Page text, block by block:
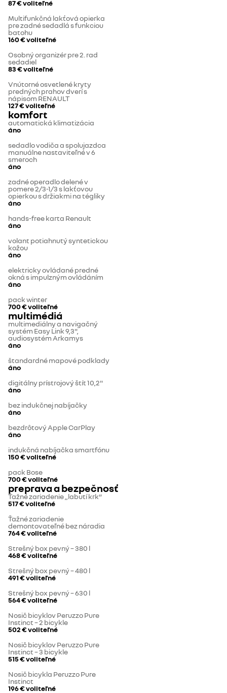
87 €voliteľné
Multifunkčná lakťová opierka
pre zadné sedadlá s funkciou
batohu
160 €voliteľné
Osobný organizér pre 2. rad
sedadiel
83 €voliteľné
Vnútorné osvetlené kryty
predných prahov dverí s
nápisom RENAULT
127 €voliteľné
komfort
automatická klimatizácia
áno
sedadlo vodiča a spolujazdca
manuálne nastaviteľné v 6
smeroch
áno
zadné operadlo delené v
pomere 2/3-1/3 s lakťovou
opierkou s držiakmi na tégliky
áno
hands-free karta Renault
áno
volant potiahnutý syntetickou
kožou
áno
elektricky ovládané predné
okná s impulzným ovládáním
áno
pack winter
700 €voliteľné
multimédiá
multimediálny a navigačný
systém Easy Link 9,3",
audiosystém Arkamys
áno
štandardné mapové podklady
áno
digitálny prístrojový štít 10,2"
áno
bez indukčnej nabíjačky
áno
bezdrôtový Apple CarPlay
áno
indukčná nabíjačka smartfónu
150 €voliteľné
pack Bose
700 €voliteľné
preprava a bezpečnosť
Ťažné zariadenie „labutí krk“
517 €voliteľné
Ťažné zariadenie
demontovateľné bez náradia
764 €voliteľné
Strešný box pevný – 380 l
468 €voliteľné
Strešný box pevný – 480 l
491 €voliteľné
Strešný box pevný – 630 l
564 €voliteľné
Nosič bicyklov Peruzzo Pure
Instinct – 2 bicykle
502 €voliteľné
Nosič bicyklov Peruzzo Pure
Instinct – 3 bicykle
515 €voliteľné
Nosič bicykla Peruzzo Pure
Instinct
196 €voliteľné